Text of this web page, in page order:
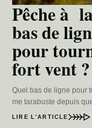
Pêche à
bas de
pour
fort vent ?
Quel bas de ligne pour
me tarabuste depuis
LIRE L’ARTICLE